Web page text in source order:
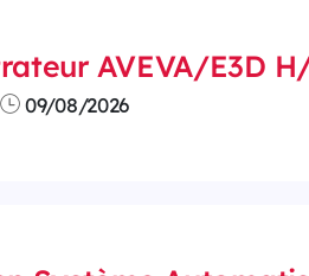
AVEVA/E3D
09/08/2026